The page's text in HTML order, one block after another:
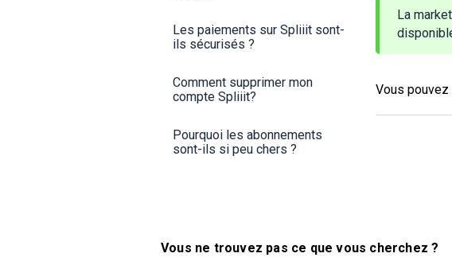
Les paiements sur Spliiit sont-
ils sécurisés ?
Comment supprimer mon
compte Spliiit?
Pourquoi les abonnements
sont-ils si peu chers ?
La
Vous
Vous ne trouvez pas ce que vous cherchez ?